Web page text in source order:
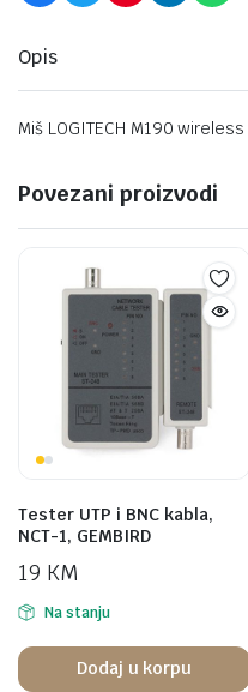
Opis
Miš LOGITECH M190
Povezani proizvodi
Tester UTP i BNC kabla,
NCT-1, GEMBIRD
19 KM
Na stanju
Dodaj u korpu